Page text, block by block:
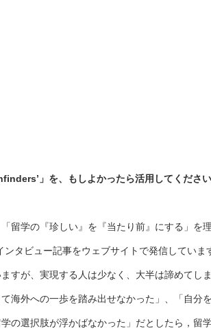
」を、もしよかったら活用してください
留学の『珍しい』を『当たり前』にする」を
タビュー記事をウェブサイトで発信していま
すが、実現する人は少なく、大半は諦めてし
海外への一歩を踏み出せなかった」、「自分
の選択肢が浮かばなかった」だとしたら，留